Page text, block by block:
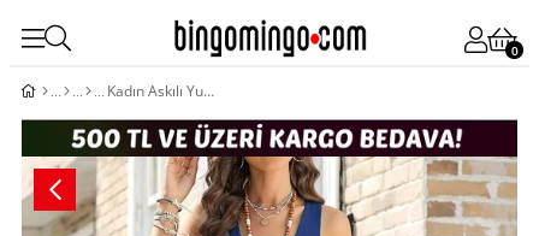
0
Kadın Askılı Yuvarlak Yaka Cepli Salaş Uzun Viskon Tulum